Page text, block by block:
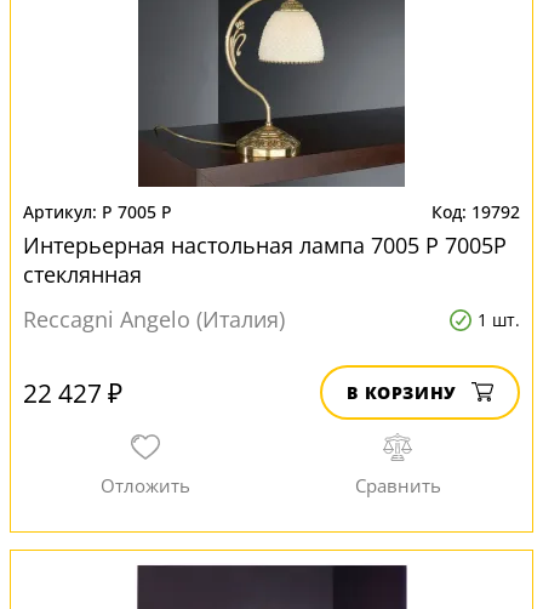
P 7005 P 19792
Интерьерная настольная лампа 7005 P 7005P
стеклянная
Reccagni Angelo (Италия)
1 шт.
22 427 ₽ В КОРЗИНУ